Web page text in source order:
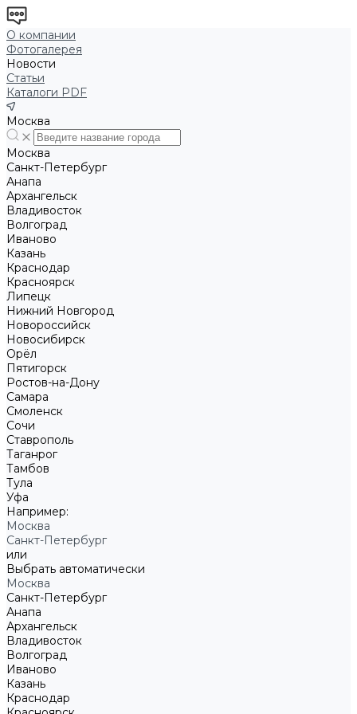
О компании
Фотогалерея
Новости
Статьи
Каталоги PDF
Москва
Москва
Санкт-Петербург
Анапа
Архангельск
Владивосток
Волгоград
Иваново
Казань
Краснодар
Красноярск
Липецк
Нижний Новгород
Новороссийск
Новосибирск
Орёл
Пятигорск
Ростов-на-Дону
Самара
Смоленск
Сочи
Ставрополь
Таганрог
Тамбов
Тула
Уфа
Например:
Москва
Санкт-Петербург
или
Выбрать автоматически
Москва
Санкт-Петербург
Анапа
Архангельск
Владивосток
Волгоград
Иваново
Казань
Краснодар